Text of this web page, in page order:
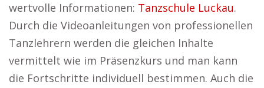
wertvolle Informationen: Tanzschule Luckau.
Durch die Videoanleitungen von professionellen
Tanzlehrern werden die gleichen Inhalte
vermittelt wie im Präsenzkurs und man kann
die Fortschritte individuell bestimmen. Auch die